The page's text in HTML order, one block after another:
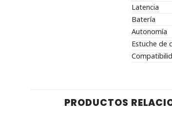
Latencia
Batería
Autonomía
Estuche de
PRODUCTOS